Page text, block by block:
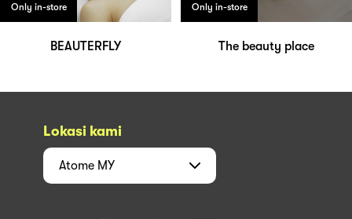
Only in-store
BEAUTERFLY
Only in-store
The beauty place
Lokasi kami
Atome MY